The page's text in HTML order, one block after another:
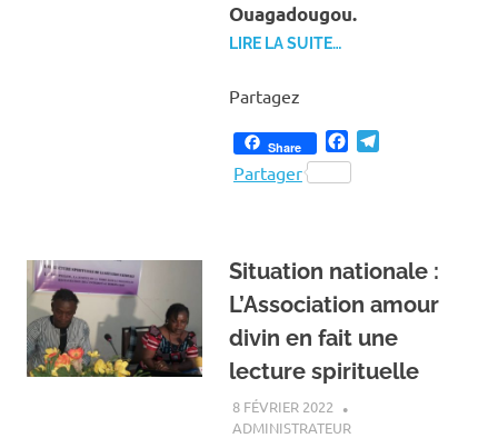
Ouagadougou.
LIRE LA SUITE…
Partagez
Share Facebook
Partager
Situation nationale :
L’Association amour
divin en fait une
lecture spirituelle
8 FÉVRIER 2022
ADMINISTRATEURACTUALITÉ